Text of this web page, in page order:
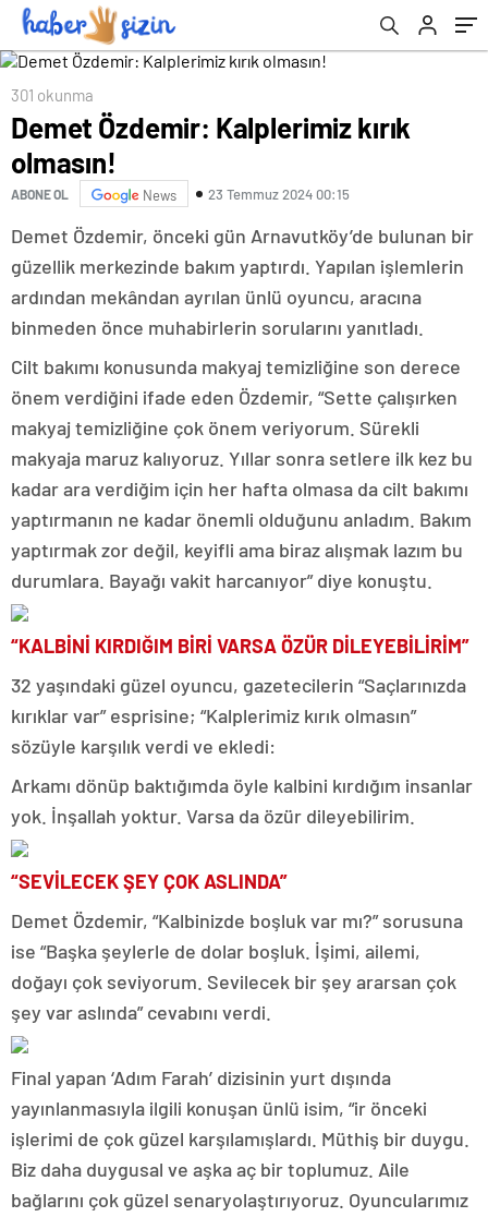
301 okunma
Demet Özdemir: Kalplerimiz kırık
olmasın!
ABONE OL News 23 Temmuz 2024 00:15
Demet Özdemir, önceki gün Arnavutköy’de bulunan bir
güzellik merkezinde bakım yaptırdı. Yapılan işlemlerin
ardından mekândan ayrılan ünlü oyuncu, aracına
binmeden önce muhabirlerin sorularını yanıtladı.
Cilt bakımı konusunda makyaj temizliğine son derece
önem verdiğini ifade eden Özdemir, “Sette çalışırken
makyaj temizliğine çok önem veriyorum. Sürekli
makyaja maruz kalıyoruz. Yıllar sonra setlere ilk kez bu
kadar ara verdiğim için her hafta olmasa da cilt bakımı
yaptırmanın ne kadar önemli olduğunu anladım. Bakım
yaptırmak zor değil, keyifli ama biraz alışmak lazım bu
durumlara. Bayağı vakit harcanıyor” diye konuştu.
“KALBİNİ KIRDIĞIM BİRİ VARSA ÖZÜR DİLEYEBİLİRİM”
32 yaşındaki güzel oyuncu, gazetecilerin “Saçlarınızda
kırıklar var” esprisine; “Kalplerimiz kırık olmasın”
sözüyle karşılık verdi ve ekledi:
Arkamı dönüp baktığımda öyle kalbini kırdığım insanlar
yok. İnşallah yoktur. Varsa da özür dileyebilirim.
“SEVİLECEK ŞEY ÇOK ASLINDA”
Demet Özdemir, “Kalbinizde boşluk var mı?” sorusuna
ise “Başka şeylerle de dolar boşluk. İşimi, ailemi,
doğayı çok seviyorum. Sevilecek bir şey ararsan çok
şey var aslında” cevabını verdi.
Final yapan ‘Adım Farah’ dizisinin yurt dışında
yayınlanmasıyla ilgili konuşan ünlü isim, “ir önceki
işlerimi de çok güzel karşılamışlardı. Müthiş bir duygu.
Biz daha duygusal ve aşka aç bir toplumuz. Aile
bağlarını çok güzel senaryolaştırıyoruz. Oyuncularımız